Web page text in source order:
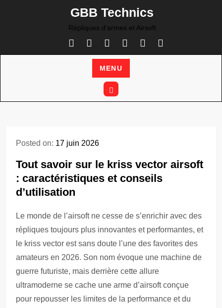
GBB Technics
Répliques d'armes et Airsoft
MENU
Posted on: 17 juin 2026
Tout savoir sur le kriss vector airsoft
: caractéristiques et conseils
d’utilisation
Le monde de l’airsoft ne cesse de s’enrichir avec des
répliques toujours plus innovantes et performantes, et
le kriss vector est sans doute l’une des favorites des
amateurs en 2026. Son nom évoque une machine de
guerre futuriste, mais derrière cette allure
ultramoderne se cache une arme d’airsoft conçue
pour repousser les limites de la performance et du